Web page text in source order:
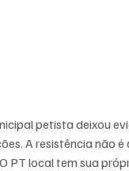
petista deixou
A resistência não é
PT local tem sua